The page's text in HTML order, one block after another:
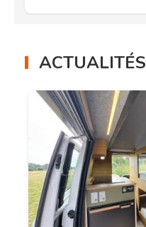
ACTUALITÉS